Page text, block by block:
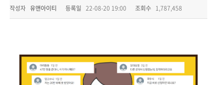
작성자 유앤아이티 등록일 22-08-20 19:00 조회수 1,787,458